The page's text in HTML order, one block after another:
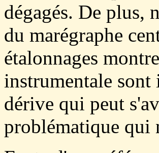
dégagés. De plus,
du marégraphe
étalonnages
instrumentale sont
dérive qui peut
problématique qui